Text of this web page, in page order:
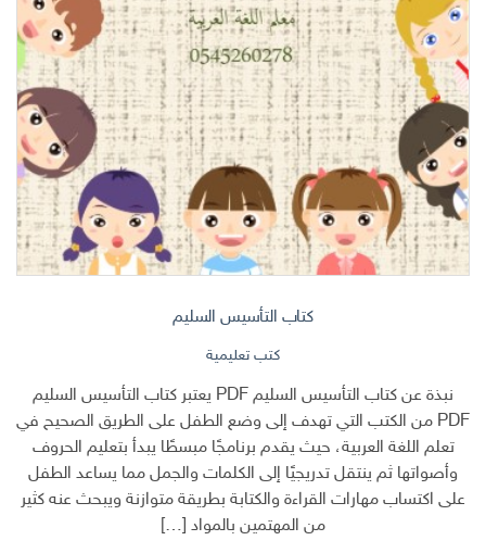
كتاب التأسيس السليم
كتب تعليمية
نبذة عن كتاب التأسيس السليم PDF يعتبر كتاب التأسيس السليم
PDF من الكتب التي تهدف إلى وضع الطفل على الطريق الصحيح في
تعلم اللغة العربية، حيث يقدم برنامجًا مبسطًا يبدأ بتعليم الحروف
وأصواتها ثم ينتقل تدريجيًا إلى الكلمات والجمل مما يساعد الطفل
على اكتساب مهارات القراءة والكتابة بطريقة متوازنة ويبحث عنه كثير
من المهتمين بالمواد […]